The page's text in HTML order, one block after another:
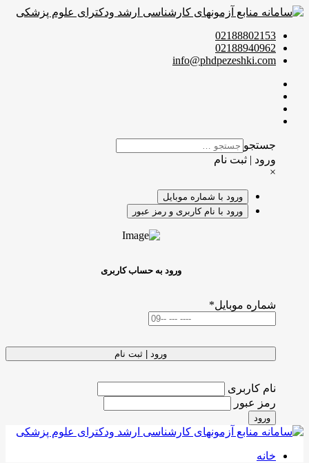
02188802153
02188940962
info@phdpezeshki.com
جستجو
ورود | ثبت نام
×
ورود با شماره موبایل
ورود با نام کاربری و رمز عبور
ورود به حساب کاربری
شماره موبایل*
ورود | ثبت نام
نام کاربری
رمز عبور
ورود
خانه